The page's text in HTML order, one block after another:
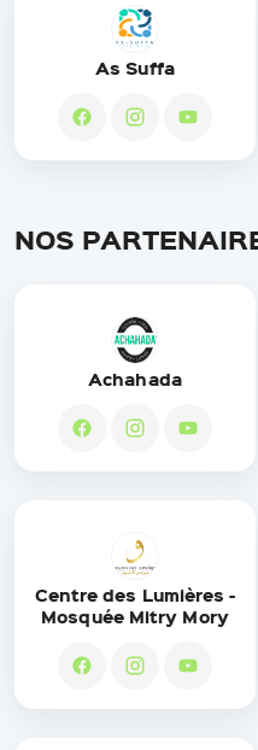
As Suffa
NOS
Achahada
Centre des Lumières -
Mosquée Mitry Mory